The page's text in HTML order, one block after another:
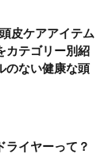
皮ケアアイテム
カテゴリー別紹
のない健康な頭
ライヤーって？